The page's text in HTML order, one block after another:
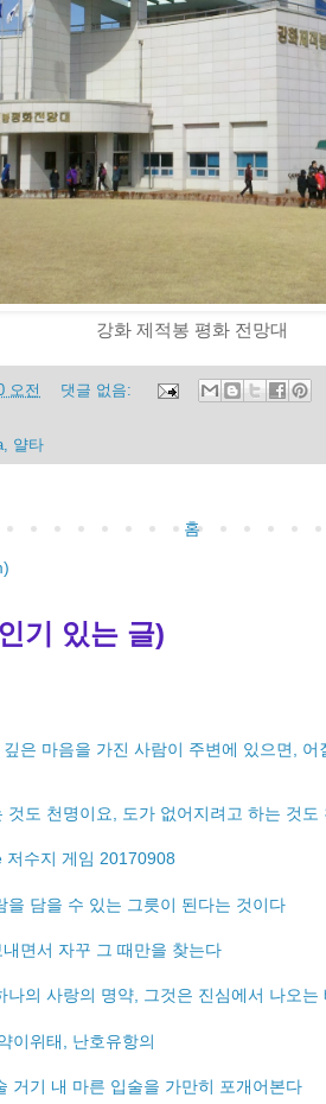
강화 제적봉 평화 전망대
오전
댓글 없음:
얄타
홈
기 있는 글)
은 마음을 가진 사람이 주변에 있으면,
것도 천명이요, 도가 없어지려고 하는 것도
수지 게임 20170908
을 담을 수 있는 그릇이 된다는 것이다
면서 자꾸 그 때만을 찾는다
나의 사랑의 명약, 그것은 진심에서 나오는
이위태, 난호유항의
거기 내 마른 입술을 가만히 포개어본다